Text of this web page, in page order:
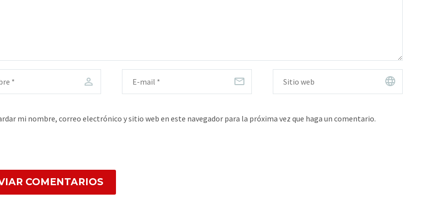
mi nombre, correo electrónico y sitio web en este navegador para la próxima vez que haga un comentario.
COMENTARIOS